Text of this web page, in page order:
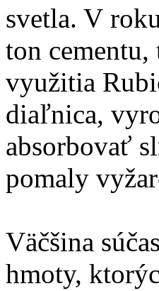
svetla. V
ton
využitia
diaľnica,
absorbovať
pomaly
Väčšina
hmoty,